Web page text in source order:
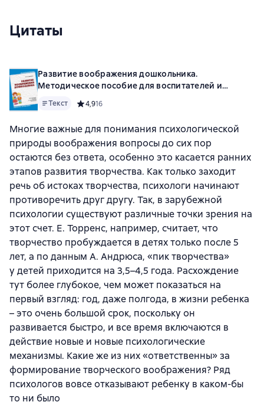
Цитаты
Развитие воображения дошкольника.
Методическое пособие для воспитателей и
Текст Средний рейтинг 4,9 на основе 16 оценок
4,916
Многие важные для понимания психологической
природы воображения вопросы до сих пор
остаются без ответа, особенно это касается ранних
этапов развития творчества. Как только заходит
речь об истоках творчества, психологи начинают
противоречить друг другу. Так, в зарубежной
психологии существуют различные точки зрения на
этот счет. Е. Торренс, например, считает, что
творчество пробуждается в детях только после 5
лет, а по данным А. Андрюса, «пик творчества»
у детей приходится на 3,5–4,5 года. Расхождение
тут более глубокое, чем может показаться на
первый взгляд: год, даже полгода, в жизни ребенка
– это очень большой срок, поскольку он
развивается быстро, и все время включаются в
действие новые и новые психологические
механизмы. Какие же из них «ответственны» за
формирование творческого воображения? Ряд
психологов вовсе отказывают ребенку в каком-бы
то ни было